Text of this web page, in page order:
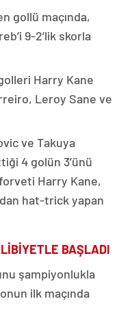
gollü maçında,
9-2’lik skorla
Harry Kane
Leroy Sane ve
ve Takuya
4 golün 3’ünü
Harry Kane,
hat-trick yapan
BAŞLADI
şampiyonlukla
ilk maçında